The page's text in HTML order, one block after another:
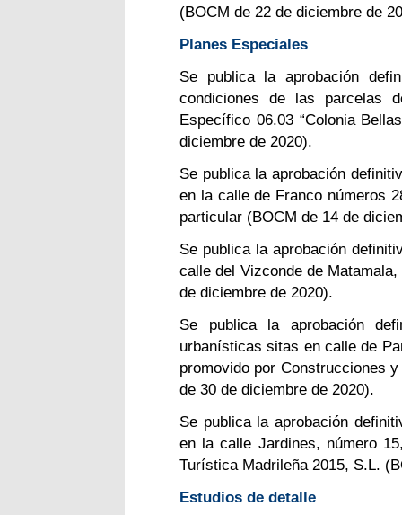
(BOCM de 22 de diciembre de
Planes Especiales
Se publica la aprobación
condiciones de las parcelas
Específico 06.03 “Colonia
diciembre de 2020).
Se publica la aprobación
en la calle de Franco números
particular (BOCM de 14 de
Se publica la aprobación
calle del Vizconde de
de diciembre de 2020).
Se publica la aprobación
urbanísticas sitas en calle de
promovido por Construcciones
de 30 de diciembre de 2020).
Se publica la aprobación
en la calle Jardines, número
Turística Madrileña 2015, S.L.
Estudios de detalle